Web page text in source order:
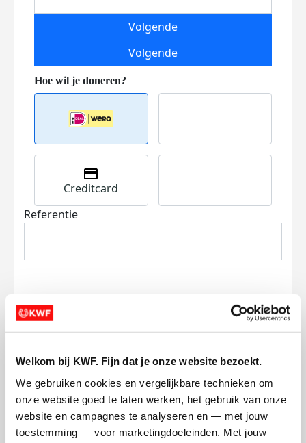
Welkom bij KWF. Fijn dat je onze website bezoekt.
We gebruiken cookies en vergelijkbare technieken om
onze website goed te laten werken, het gebruik van onze
website en campagnes te analyseren en — met jouw
toestemming — voor marketingdoeleinden. Met jouw
Volgende
Volgende
Creditcard
Referentie
en betaal €0.75 extra.
Doneer nu